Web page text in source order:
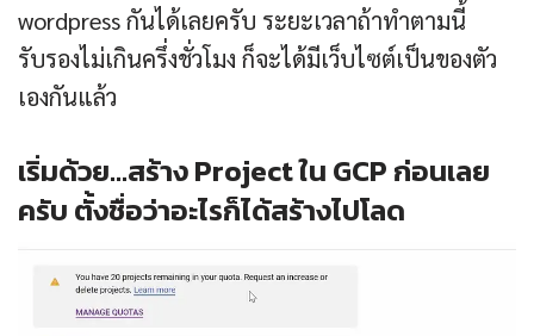
wordpress กันได้เลยครับ ระยะเวลาถ้าทำตามนี้
รับรองไม่เกินครึ่งชั่วโมง ก็จะได้มีเว็บไซต์เป็นของตัว
เองกันแล้ว
เริ่มด้วย…สร้าง Project ใน GCP ก่อนเลย
ครับ ตั้งชื่อว่าอะไรก็ได้สร้างไปโลด